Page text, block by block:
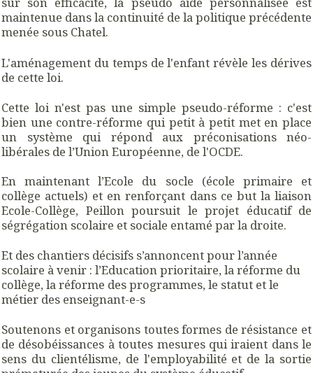
maintenue dans la continuité de la politique précédente
menée sous Chatel.
L'aménagement du temps de l'enfant révèle les dérives
de cette loi.
Cette loi n'est pas une simple pseudo-réforme : c'est
bien une contre-réforme qui petit à petit met en place
un système qui répond aux préconisations néo-
libérales de l’Union Européenne, de l'OCDE.
En maintenant l’Ecole du socle (école primaire et
collège actuels) et en renforçant dans ce but la liaison
Ecole-Collège, Peillon poursuit le projet éducatif de
ségrégation scolaire et sociale entamé par la droite.
Et des chantiers décisifs s’annoncent pour l’année
scolaire à venir : l’Education prioritaire, la réforme du
collège, la réforme des programmes, le statut et le
métier des enseignant-e-s
Soutenons et organisons toutes formes de résistance et
de désobéissances à toutes mesures qui iraient dans le
sens du clientélisme, de l'employabilité et de la sortie